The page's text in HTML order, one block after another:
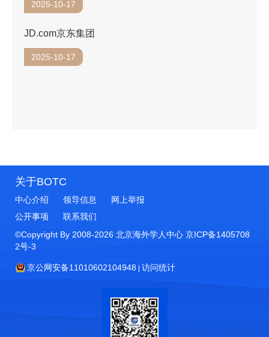
2025-10-17
JD.com京东集团
2025-10-17
关于BOTC
中心介绍 领导信息
网上举报
公开事项
联系我们
©Copyright By 2008-2026 北京海外学人中心 京ICP备1405708
2号-3
京公网安备11010602104948 访问统计